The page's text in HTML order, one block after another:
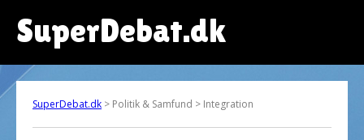
SuperDebat.dk
SuperDebat.dk > Politik & Samfund > Integration